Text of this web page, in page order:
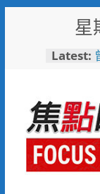
星
Latest: